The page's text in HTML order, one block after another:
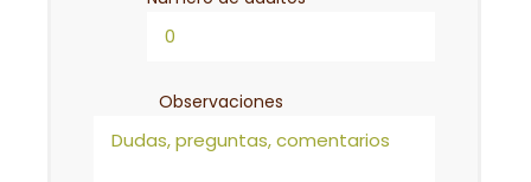
Observaciones